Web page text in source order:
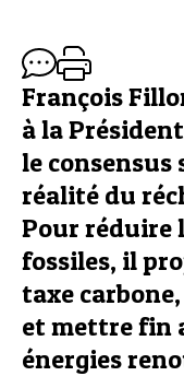
François
à la
le
réalité du
Pour réduire
fossiles, il
taxe
et mettre fin
énergies